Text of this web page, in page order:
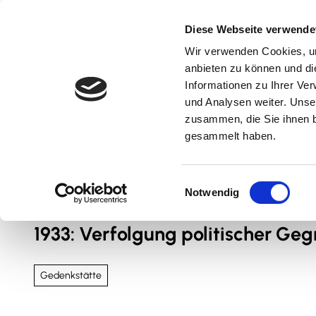
Diese Webseite
Wir verwenden Cookies,
anbieten zu können und
Informationen zu Ihrer
und Analysen weiter.
zusammen, die Sie ihnen
gesammelt haben.
i
w
Notwendig
Kultur & Erlebnis Kulinarik
1933: Verfolgung politischer
Gedenkstätte